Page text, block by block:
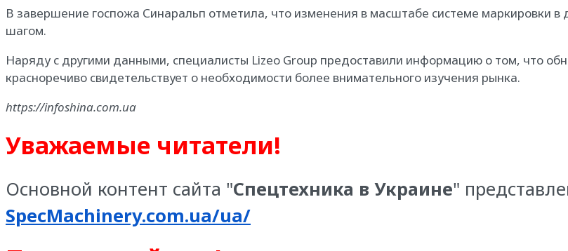
В завершение госпожа Синаральп отметила, что изменения в масштабе системе маркировки
шагом.
Наряду с другими данными, специалисты Lizeo Group предоставили информацию о том, что
красноречиво свидетельствует о необходимости более внимательного изучения рынка.
https://infoshina.com.ua
Уважаемые читатели!
Основной контент сайта "Спецтехника в Украине"
SpecMachinery.com.ua/ua/